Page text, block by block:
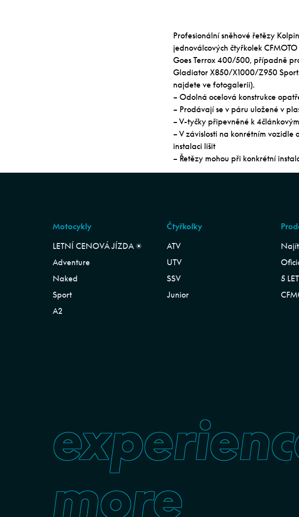
Profesionální sněhové řetězy
jednoválcových čtyřkolek
Goes Terrox 400/500, případně
Gladiator X850/X1000/Z950
najdete ve fotogalerii).
– Odolná ocelová konstrukce
– Prodávají se v páru uložené v
– V-tyčky připevněné k
– V závislosti na konrétním
instalaci lišit
– Řetězy mohou při konkrétní
Motocykly
LETNÍ CENOVÁ JÍZDA ☀︎
Adventure
Naked
Sport
A2
Čtyřkolky
ATV
UTV
SSV
Junior
5
more